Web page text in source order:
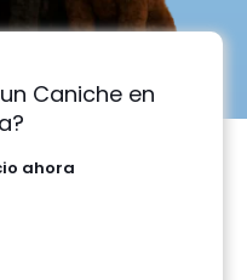
Caniche en
ahora